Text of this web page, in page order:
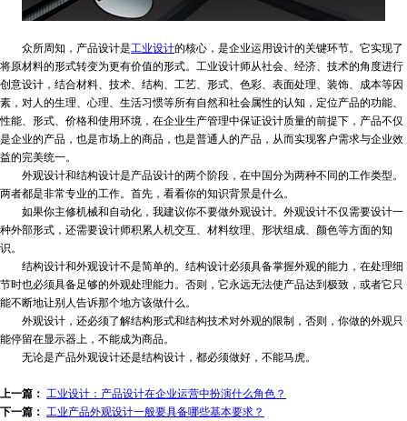
众所周知，产品设计是工业设计的核心，是企业运用设计的关键环节。它实现了
将原材料的形式转变为更有价值的形式。工业设计师从社会、经济、技术的角度进行
创意设计，结合材料、技术、结构、工艺、形式、色彩、表面处理、装饰、成本等因
素，对人的生理、心理、生活习惯等所有自然和社会属性的认知，定位产品的功能、
性能、形式、价格和使用环境，在企业生产管理中保证设计质量的前提下，产品不仅
是企业的产品，也是市场上的商品，也是普通人的产品，从而实现客户需求与企业效
益的完美统一。
外观设计和结构设计是产品设计的两个阶段，在中国分为两种不同的工作类型。
两者都是非常专业的工作。首先，看看你的知识背景是什么。
如果你主修机械和自动化，我建议你不要做外观设计。外观设计不仅需要设计一
种外部形式，还需要设计师积累人机交互、材料纹理、形状组成、颜色等方面的知
识。
结构设计和外观设计不是简单的。结构设计必须具备掌握外观的能力，在处理细
节时也必须具备足够的外观处理能力。否则，它永远无法使产品达到极致，或者它只
能不断地让别人告诉那个地方该做什么。
外观设计，还必须了解结构形式和结构技术对外观的限制，否则，你做的外观只
能停留在显示器上，不能成为商品。
无论是产品外观设计还是结构设计，都必须做好，不能马虎。
上一篇： 工业设计：产品设计在企业运营中扮演什么角色？
下一篇： 工业产品外观设计一般要具备哪些基本要求？